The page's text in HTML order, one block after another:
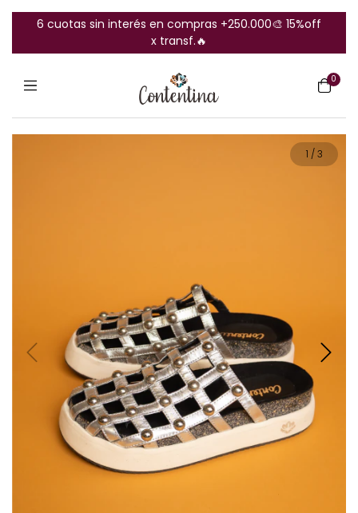
6 cuotas sin interés en compras +250.000🎨 15%off
x transf.🔥
0
1 /3